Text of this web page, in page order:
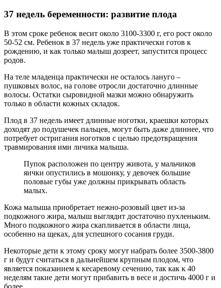
37 недель беременности: развитие плода
В этом сроке ребенок весит около 3100-3300 г, его рост около
50-52 см. Ребенок в 37 недель уже практически готов к
рождению, и как только малыш дозреет, запустится процесс
родов.
На теле младенца практически не осталось лануго –
пушковых волос, на голове отросли достаточно длинные
волосы. Остатки сыровидной мазки можно обнаружить
только в области кожных складок.
Плод в 37 недель имеет длинные ноготки, краешки которых
доходят до подушечек пальцев, могут быть даже длиннее, что
потребует остригания ноготков с целью предотвращения
травмирования ими личика малыша.
Пупок расположен по центру живота, у мальчиков
яички опустились в мошонку, у девочек большие
половые губы уже должны прикрывать область
малых.
Кожа малыша приобретает нежно-розовый цвет из-за
подкожного жира, малыш выглядит достаточно пухленьким.
Много подкожного жира скапливается в области лица,
особенно на щеках, для успешного сосания груди.
Некоторые дети к этому сроку могут набрать более 3500-3800
г и будут считаться в дальнейшем крупным плодом, что
является показанием к кесаревому сечению, так как к 40
неделям такие дети могут прибавить в весе и достичь 4000 г и